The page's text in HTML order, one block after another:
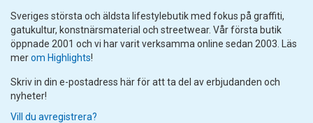
Sveriges största och äldsta lifestylebutik med fokus på graffiti,
gatukultur, konstnärsmaterial och streetwear. Vår första butik
öppnade 2001 och vi har varit verksamma online sedan 2003. Läs
merom Highlights!
Skriv in din e-postadress här för att ta del av erbjudanden och
nyheter!
Vill du avregistrera?